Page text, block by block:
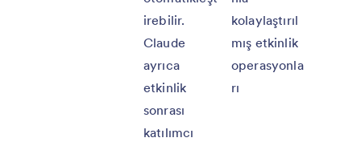
irebilir.
Claude
ayrıca
etkinlik
sonrası
katılımcı
kolaylaştırıl
mış etkinlik
operasyonla
rı